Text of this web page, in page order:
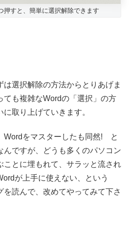
押すと、簡単に選択解除できます
選択解除の方法からとりあげま
ても複雑なWordの「選択」の方
取り上げていきます。
Wordをマスターしたも同然! と
んですが、どうも多くのパソコン
ことに埋もれて、サラッと流され
が上手に使えない、という
読んで、改めてやってみて下さ